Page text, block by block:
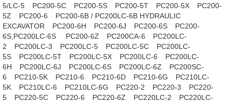
5/LC-5
PC200-5C PC200-5S PC200-5T PC200-5X
PC200-
5Z
PC200-6
PC200-6B / PC200LC-6B HYDRAULIC
EXCAVATOR
PC200-6H PC200-6J PC200-6S
PC200-
6S,PC200LC-6S
PC200-6Z PC200CA-6
PC200LC-
2
PC200LC-3 PC200LC-5 PC200LC-5C
PC200LC-
5S
PC200LC-5T PC200LC-5X PC200LC-6
PC200LC-
6H
PC200LC-6J PC200LC-6S PC200LC-6Z
PC200SC-
6
PC210-5K PC210-6 PC210-6D PC210-6G
PC210LC-
5K
PC210LC-6 PC210LC-6G PC220-2 PC220-3
PC220-
5
PC220-5C PC220-6 PC220-6Z PC220LC-2
PC220LC-